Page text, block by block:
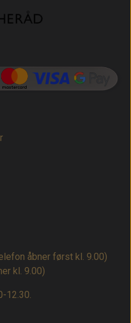
åbner først kl. 9.00)
kl. 9.00)
12.30.